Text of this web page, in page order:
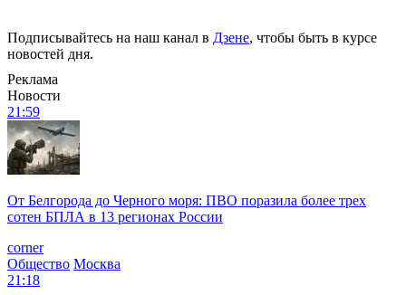
Подписывайтесь на наш канал в Дзене, чтобы быть в курсе
новостей дня.
Реклама
Новости
21:59
От Белгорода до Черного моря: ПВО поразила более трех
сотен БПЛА в 13 регионах России
corner
Общество Москва
21:18